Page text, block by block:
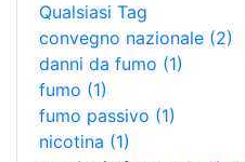
Qualsiasi Tag
convegno nazionale (2)
danni da fumo (1)
fumo (1)
fumo passivo (1)
nicotina (1)